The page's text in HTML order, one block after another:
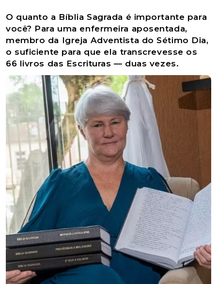
O quanto a Bíblia Sagrada é importante para
você? Para uma enfermeira aposentada,
membro da Igreja Adventista do Sétimo Dia,
o suficiente para que ela transcrevesse os
66 livros das Escrituras — duas vezes.